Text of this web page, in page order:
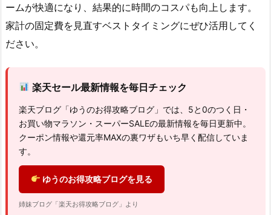
ームが快適になり、結果的に時間のコスパも向上します。
家計の固定費を見直すベストタイミングにぜひ活用してく
ださい。
楽天セール最新情報を毎日チェック
楽天ブログ「ゆうのお得攻略ブログ」では、5と0のつく日・
お買い物マラソン・スーパーSALEの最新情報を毎日更新中。
クーポン情報や還元率MAXの裏ワザもいち早く配信していま
す。
ゆうのお得攻略ブログを見る
姉妹ブログ「楽天お得攻略ブログ」より